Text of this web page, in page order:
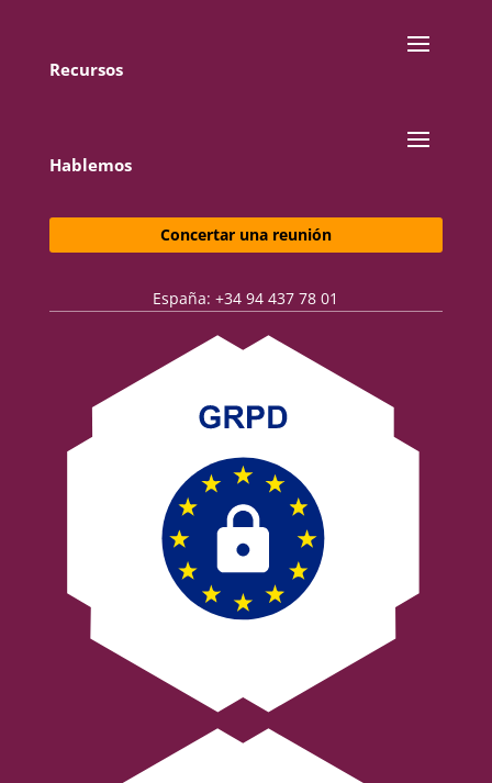
Recursos
Hablemos
Concertar una reunión
España: +34 94 437 78 01